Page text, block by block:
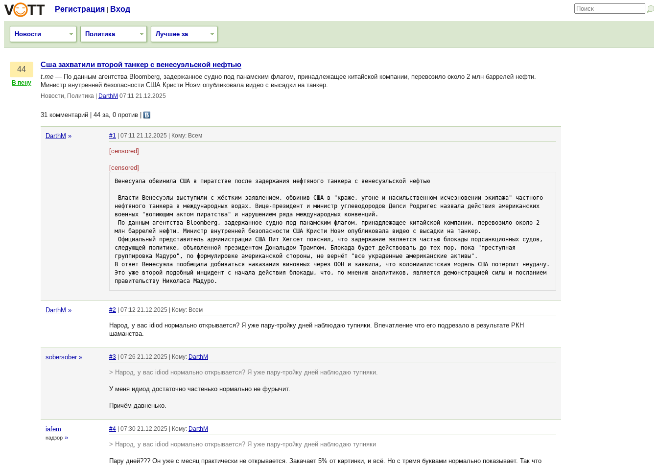
Регистрация Вход
Новости Политика Лучшее за
44
В пену
Сша захватили второй танкер с венесуэльской нефтью
t.me — По данным агентства Bloomberg, задержанное судно под панамским флагом, принадлежащее китайской компании, перевозило около 2 млн баррелей нефти.
Министр внутренней безопасности США Кристи Ноэм опубликовала видео с высадки на танкер.
Новости, Политика DarthM 07:11 21.12.2025
31 комментарий | 44 за, 0 против
DarthM » #1 | 07:11 21.12.2025 | Кому: Всем
[censored]
[censored]
Венесуэла обвинила США в пиратстве после задержания нефтяного танкера с венесуэльской нефтью
нефтяного танкера в международных водах. Вице-президент и министр углеводородов Делси Родригес назвала действия американских
военных "вопиющим актом пиратства" и нарушением ряда международных конвенций.
млн баррелей нефти. Министр внутренней безопасности США Кристи Ноэм опубликовала видео с высадки на танкер.
следующей политике, объявленной президентом Дональдом Трампом. Блокада будет действовать до тех пор, пока "преступная
группировка Мадуро", по формулировке американской стороны, не вернёт "все украденные американские активы".
В ответ Венесуэла пообещала добиваться наказания виновных через ООН и заявила, что колониалистская модель США потерпит неудачу.
Это уже второй подобный инцидент с начала действия блокады, что, по мнению аналитиков, является демонстрацией силы и посланием
правительству Николаса Мадуро.
DarthM » #2 | 07:12 21.12.2025 | Кому: Всем
Народ, у вас idiod нормально открывается? Я уже пару-тройку дней наблюдаю тупняки. Впечатление что его подрезало в результате РКН
шаманства.
sobersober » #3 | 07:26 21.12.2025 | Кому: DarthM
> Народ, у вас idiod нормально открывается? Я уже пару-тройку дней наблюдаю тупняки.
У меня идиод достаточно частенько нормально не фурычит.
Причём давненько.
iafem
надзор »
#4 | 07:30 21.12.2025 | Кому: DarthM
> Народ, у вас idiod нормально открывается? Я уже пару-тройку дней наблюдаю тупняки
Пару дней??? Он уже с месяц практически не открывается. Закачает 5% от картинки, и всё. Но с тремя буквами нормально показывает. Так что